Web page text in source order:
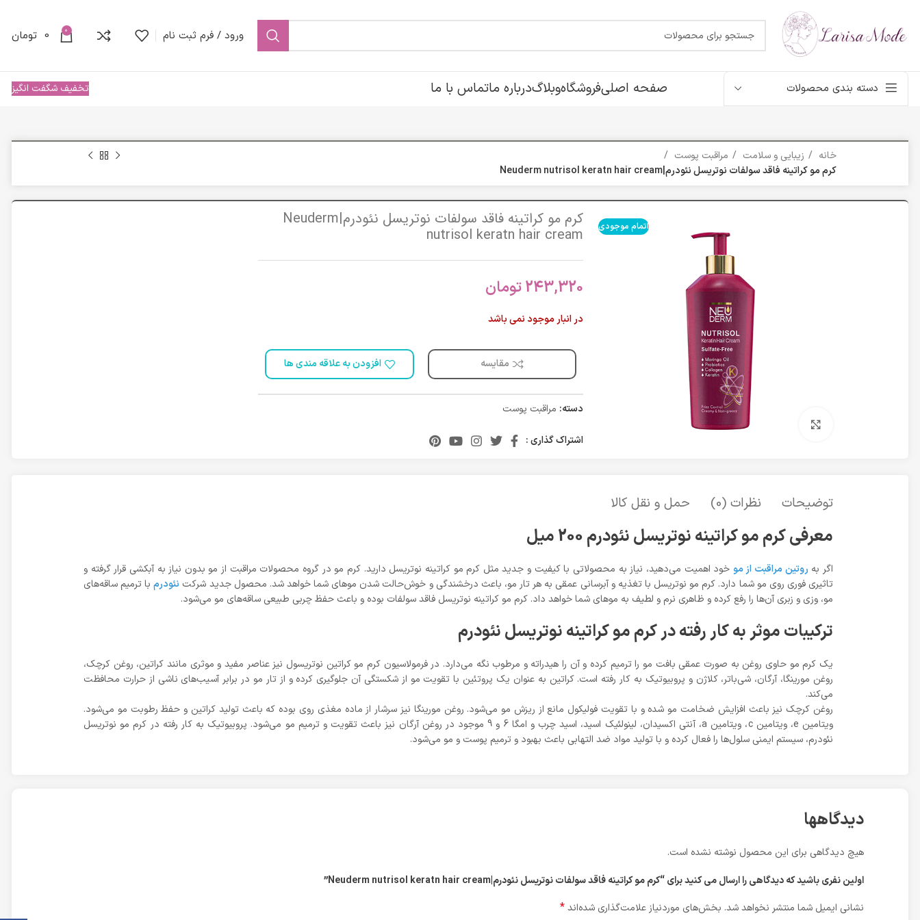
ورود / فرم ثبت نام 0
0 تومان
دسته بندی محصولات صفحه اصلیفروشگاهوبلاگدرباره ماتماس با ما تخفیف شگفت انگیز
خانه زیبایی و سلامت
مراقبت پوست
کرم مو کراتینه فاقد سولفات نوتریسل نئودرم|Neuderm nutrisol keratn hair cream
اتمام موجودی
برای بزرگنمایی کلیک کنید
کرم مو کراتینه فاقد سولفات نوتریسل نئودرم|Neuderm
nutrisol keratn hair cream
243,320تومان
در انبار موجود نمی باشد
مقایسه افزودن به علاقه مندی ها
دسته: مراقبت پوست
اشتراک گذاری :
توضیحات نظرات (0) حمل و نقل کالا
معرفی کرم مو کراتینه نوتریسل نئودرم 200 میل
اگر به روتین مراقبت از مو خود اهمیت می‌دهید، نیاز به محصولاتی با کیفیت و جدید مثل کرم مو کراتینه نوتریسل دارید. کرم مو در گروه محصولات مراقبت از مو بدون نیاز به آبکشی قرار گرفته و
تاثیری فوری روی مو شما دارد. کرم مو نوتریسل با تغذیه و آبرسانی عمقی به هر تار مو، باعث درخشندگی و خوش‌حالت‌ شدن مو‌های شما خواهد شد. محصول جدید شرکت نئودرمبا ترمیم ساقه‌های
مو، وزی و زبری آن‌ها را رفع کرده و ظاهری نرم و لطیف به مو‌های شما خواهد داد. کرم مو کراتینه نوتریسل فاقد سولفات بوده و باعث حفظ چربی طبیعی ساقه‌های مو می‌شود.
ترکیبات موثر به کار رفته در کرم مو کراتینه نوتریسل نئودرم
یک کرم مو حاوی روغن به صورت عمقی بافت مو را ترمیم کرده و آن را هیدراته و مرطوب نگه می‌دارد. در فرمولاسیون کرم مو کراتین نوتریسول نیز عناصر مفید و موثری مانند کراتین، روغن کرچک،
روغن مورینگا، آرگان، شی‌باتر، کلاژن و پروبیوتیک به کار رفته است. کراتین به عنوان یک پروتئین با تقویت مو از شکستگی آن جلوگیری کرده و از تار مو در برابر آسیب‌های ناشی از حرارت محافظت
می‌کند.
روغن کرچک نیز باعث افزایش ضخامت مو شده و با تقویت فولیکول مانع از ریزش مو می‌شود. روغن مورینگا نیز سرشار از ماده مغذی روی بوده که باعث تولید کراتین و حفظ رطوبت مو می‌شود.
ویتامین e، ویتامین c، ویتامین a، آنتی اکسیدان، لینولئیک اسید، اسید چرب و امگا 6 و 9 موجود در روغن آرگان نیز باعث تقویت و ترمیم مو می‌شود. پروبیوتیک به کار رفته در کرم مو نوتریسل
نئودرم، سیستم ایمنی سلول‌ها را فعال کرده و با تولید مواد ضد التهابی باعث بهبود و ترمیم پوست و مو می‌شود.
دیدگاهها
هیچ دیدگاهی برای این محصول نوشته نشده است.
اولین نفری باشید که دیدگاهی را ارسال می کنید برای “کرم مو کراتینه فاقد سولفات نوتریسل نئودرم|Neuderm nutrisol keratn hair cream”
نشانی ایمیل شما منتشر نخواهد شد. بخش‌های موردنیاز علامت‌گذاری شده‌اند*